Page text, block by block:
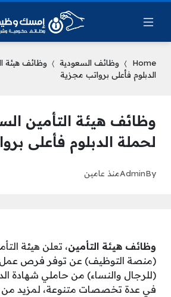
Home وظائف السعودية
وظائف هيئة
الدبلوم فأعلى برواتب مجزية
وظائف هيئة التأمين
لحملة الدبلوم فأعلى
By
Adminمنذ عامين
وظائف هيئة التأمين، تعلن هيئة
(منصة التوظيف) عن توفر فرص عمل
(للرجال والنساء) من حاملي شهادة
في عدة تخصصات متنوعة، لمزيد من